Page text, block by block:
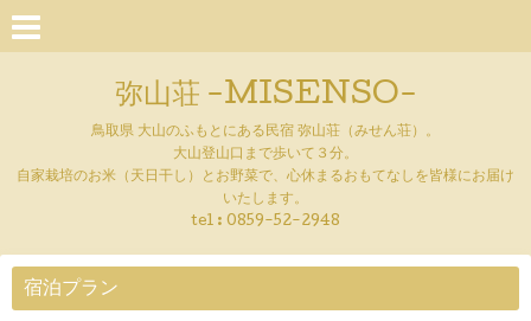
弥山荘 -MISENSO-
鳥取県 大山のふもとにある民宿 弥山荘（みせん荘）。
大山登山口まで歩いて３分。
自家栽培のお米（天日干し）とお野菜で、心休まるおもてなしを皆様にお届け
いたします。
tel : 0859-52-2948
宿泊プラン